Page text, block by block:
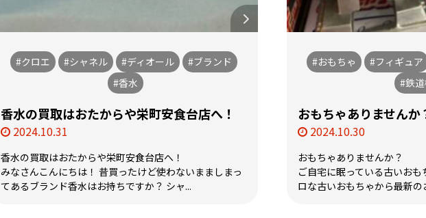
#クロエ #シャネル #ディオール
#ブランド
#香水
香水の買取はおたからや栄町安食台店へ！
2024.10.31
香水の買取はおたからや栄町安食台店へ！
みなさんこんにちは！ 昔買ったけど使わないまましまっ
てあるブランド香水はお持ちですか？ シャ...
#おもちゃ
#フィギュア
#鉄
おもちゃありませんか
2024.10.30
おもちゃありませんか？
ご自宅に眠っている古いお
ロな古いおもちゃから最新の